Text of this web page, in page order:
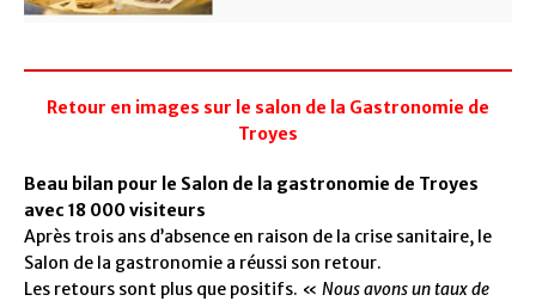
Retour en images sur le salon de la Gastronomie de
Troyes
Beau bilan pour le Salon de la gastronomie de Troyes
avec 18 000 visiteurs
Après trois ans d’absence en raison de la crise sanitaire, le
Salon de la gastronomie a réussi son retour.
Les retours sont plus que positifs. « Nous avons un taux de